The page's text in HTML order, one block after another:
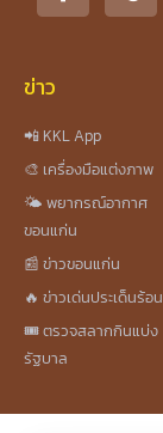
ข่าว
📲 KKL App
🎨 เครื่องมือแต่งภาพ
🌤️ พยากรณ์อากาศ
ขอนแก่น
📰 ข่าวขอนแก่น
🔥 ข่าวเด่นประเด็นร้อน
🎟️ ตรวจสลากกินแบ่ง
รัฐบาล